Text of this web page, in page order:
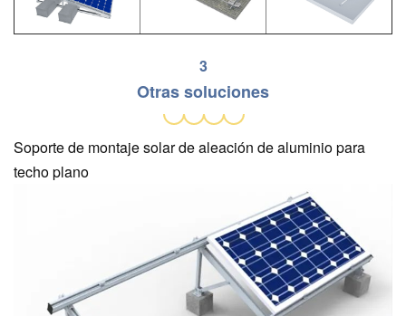
3
Otras soluciones
Soporte de montaje solar de aleación de aluminio para
techo plano